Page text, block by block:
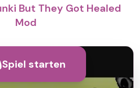
But They Got Healed
Mod
Spiel starten